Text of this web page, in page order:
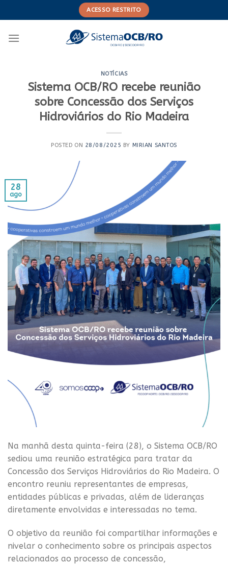
to
ACESSO RESTRITO
NOTÍCIAS
Sistema OCB/RO recebe reunião
sobre Concessão dos Serviços
Hidroviários do Rio Madeira
POSTED ON 28/08/2025 BY MIRIAN SANTOS
28
ago
Na manhã desta quinta-feira (28), o Sistema OCB/RO
sediou uma reunião estratégica para tratar da
Concessão dos Serviços Hidroviários do Rio Madeira. O
encontro reuniu representantes de empresas,
entidades públicas e privadas, além de lideranças
diretamente envolvidas e interessadas no tema.
O objetivo da reunião foi compartilhar informações e
nivelar o conhecimento sobre os principais aspectos
relacionados ao processo de concessão,